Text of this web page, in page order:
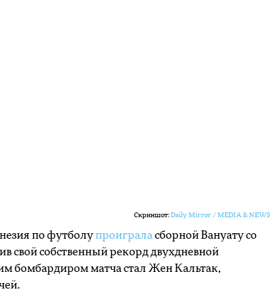
Скриншот: Daily Mirror / MEDIA & NEWS
по футболупроиграла сборной Вануату со
свой собственный рекорд двухдневной
бомбардиром матча стал Жен Кальтак,